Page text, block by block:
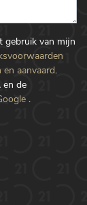
gebruik van mijn
aanvaard.
en de
.